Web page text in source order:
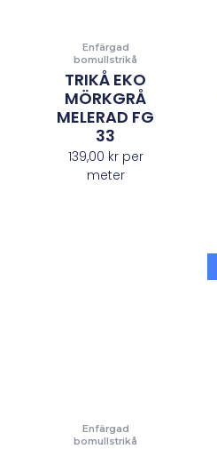
Enfärgad
bomullstrikå
TRIKÅ EKO
MÖRKGRÅ
MELERAD FG
33
139,00 krper
meter
Enfärgad
bomullstrikå